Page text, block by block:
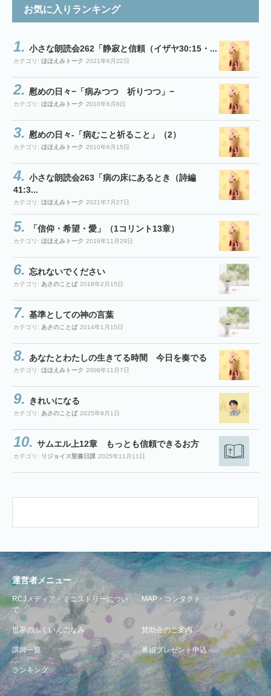
お気に入りランキング
小さな朗読会262「静寂と信頼（イザヤ30:15・...
カテゴリ: ほほえみトーク 2021年6月22日
慰めの日々−「病みつつ 祈りつつ」−
カテゴリ: ほほえみトーク 2010年6月8日
慰めの日々-「病むこと祈ること」（2）
カテゴリ: ほほえみトーク 2010年6月15日
小さな朗読会263「病の床にあるとき（詩編
41:3...
カテゴリ: ほほえみトーク 2021年7月27日
「信仰・希望・愛」（1コリント13章）
カテゴリ: ほほえみトーク 2016年11月29日
忘れないでください
カテゴリ: あさのことば 2018年2月15日
基準としての神の言葉
カテゴリ: あさのことば 2014年1月15日
あなたとわたしの生きてる時間 今日を奏でる
カテゴリ: ほほえみトーク 2006年11月7日
きれいになる
カテゴリ: あさのことば 2025年9月1日
サムエル上12章 もっとも信頼できるお方
カテゴリ: リジョイス聖書日課 2025年11月11日
運営者メニュー
RCJメディア・ミニストリーについ
て
MAP・コンタクト
世界のふくいんのなみ 賛助会のご案内
講師一覧 番組プレゼント申込
ランキング